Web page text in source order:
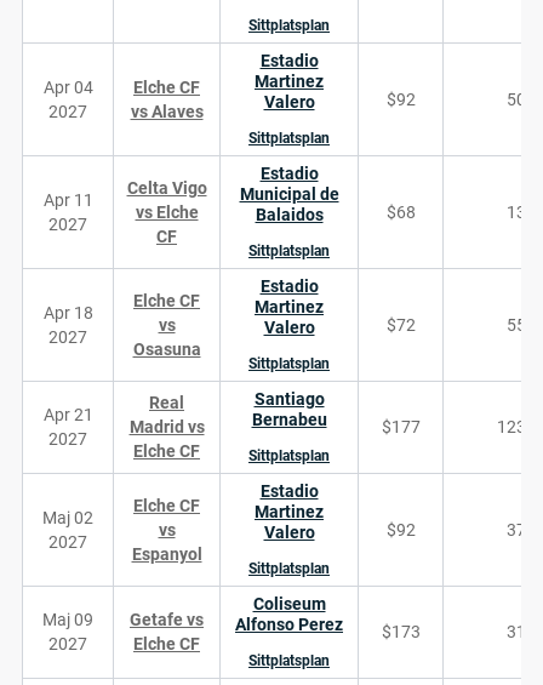
Sittplatsplan
Apr 04
2027
Elche CF
vs Alaves
Estadio
Martinez
Valero
Sittplatsplan
$92 508
Apr 11
2027
Celta Vigo
vs Elche
CF
Estadio
Municipal de
Balaidos
Sittplatsplan
$68 130
Apr 18
2027
Elche CF
vs
Osasuna
Estadio
Martinez
Valero
Sittplatsplan
$72 550
Apr 21
2027
Real
Madrid vs
Elche CF
Santiago
Bernabeu
Sittplatsplan
$177
Maj 02
2027
Elche CF
vs
Espanyol
Estadio
Martinez
Valero
Sittplatsplan
$92 372
Maj 09
2027
Getafe vs
Elche CF
Coliseum
Alfonso Perez
Sittplatsplan
$173 316